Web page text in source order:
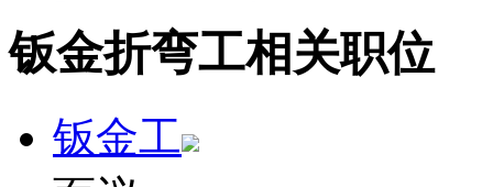
钣金折弯工相关职位
钣金工